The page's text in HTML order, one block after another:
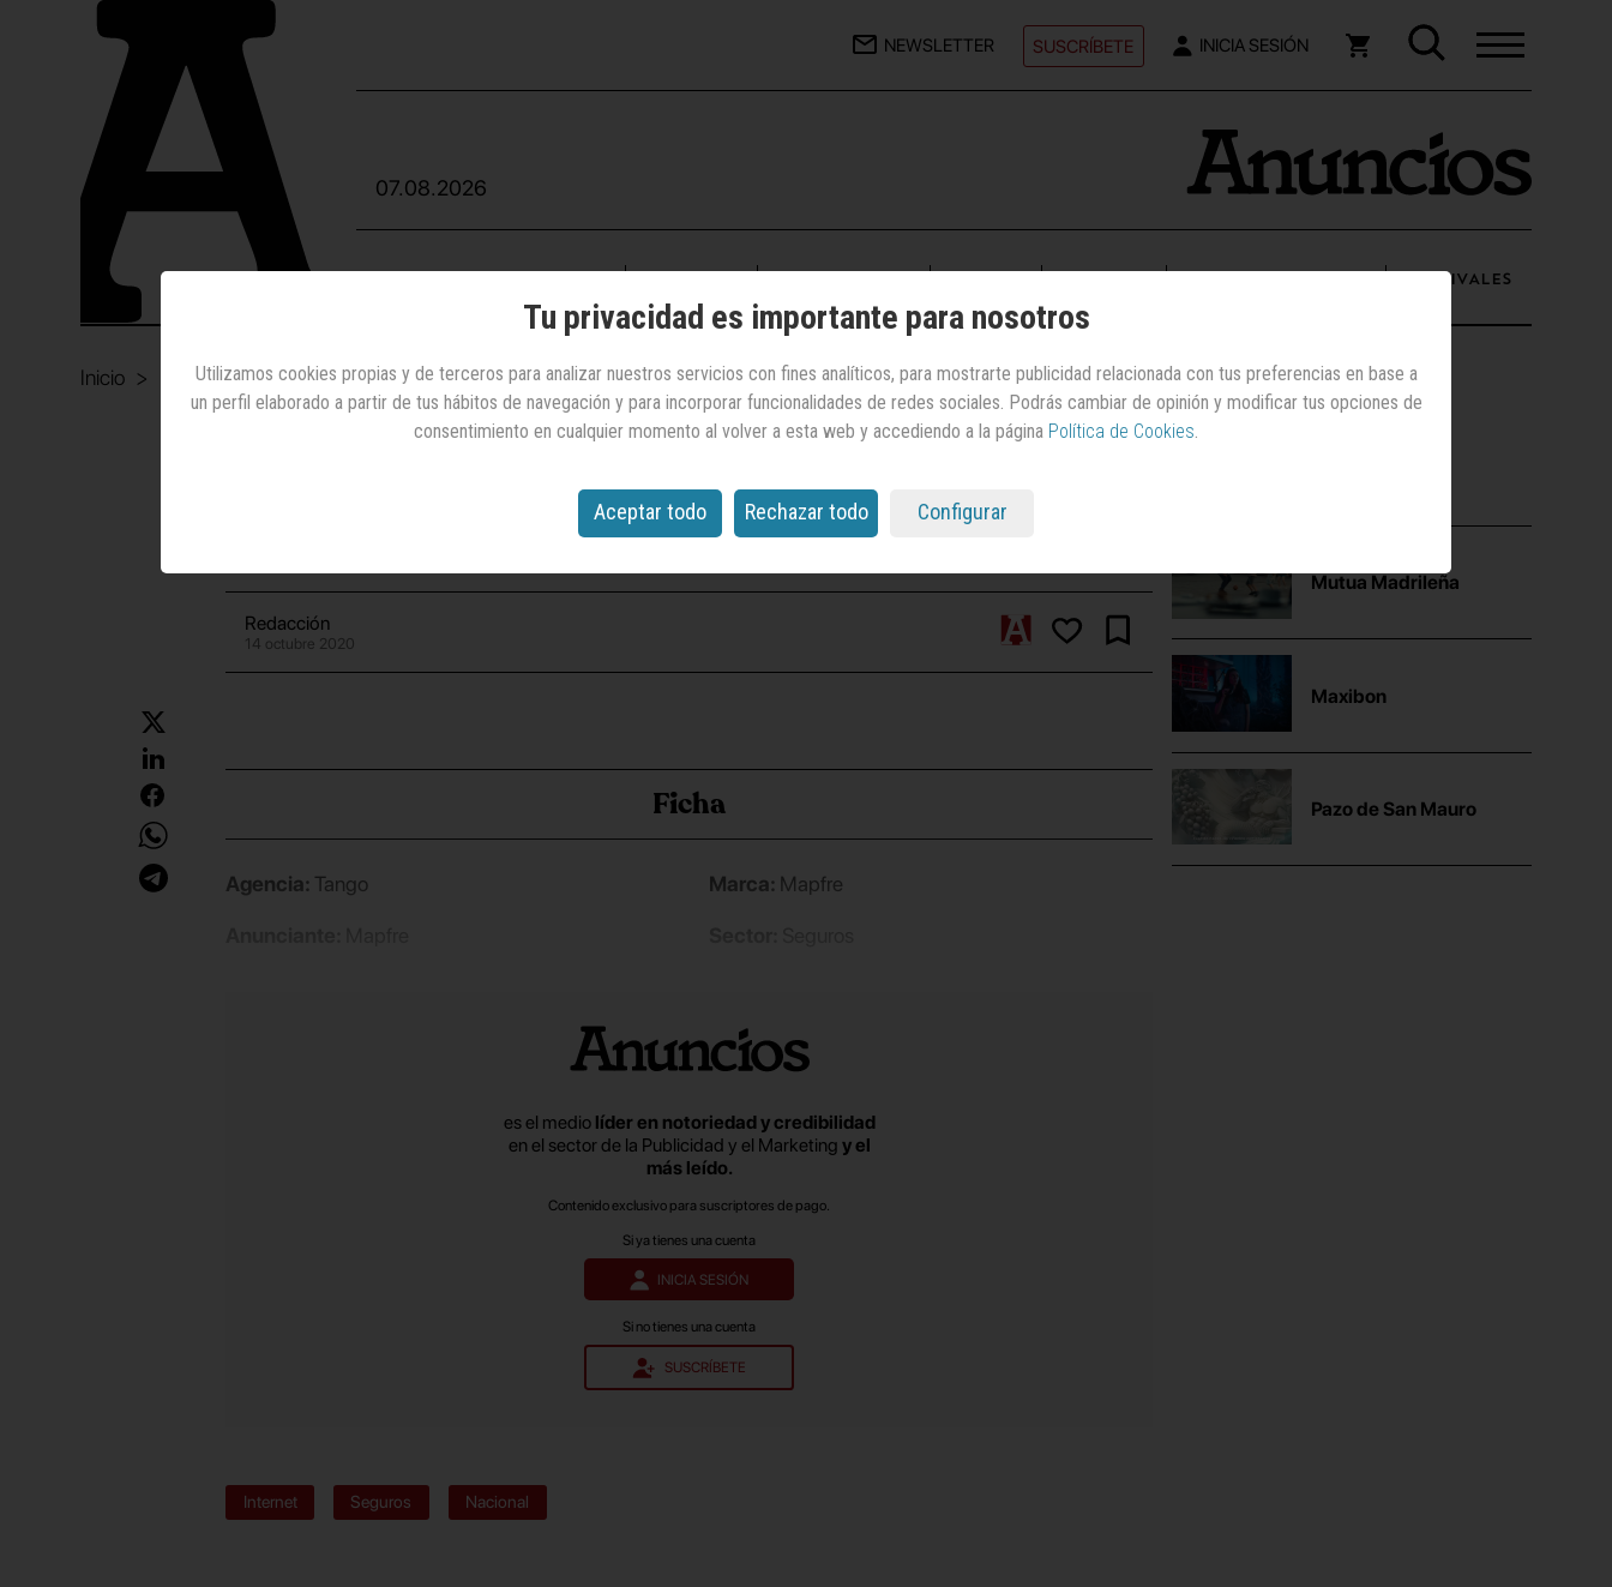
NEWSLETTER SUSCRÍBETE INICIA SESIÓN
07.08.2026
FESTIVALES
Inicio Internet Mapfre
Mapfre
Redacción
14 octubre 2020
Ficha
Agencia: Tango Marca: Mapfre
es el medio líder en notoriedad y credibilidad
en el sector de la Publicidad y el Marketing y el
más leído.
Contenido exclusivo para suscriptores de pago.
Si ya tienes una cuenta
INICIA SESIÓN
Si no tienes una cuenta
SUSCRÍBETE
Internet Seguros Nacional
Mutua Madrileña
Maxibon
Pazo de San Mauro
Tu privacidad es importante para nosotros
Utilizamos cookies propias y de terceros para analizar nuestros servicios con fines analíticos, para mostrarte publicidad relacionada con tus preferencias en base a
un perfil elaborado a partir de tus hábitos de navegación y para incorporar funcionalidades de redes sociales. Podrás cambiar de opinión y modificar tus opciones de
consentimiento en cualquier momento al volver a esta web y accediendo a la página Política de Cookies
Aceptar todo Rechazar todo Configurar